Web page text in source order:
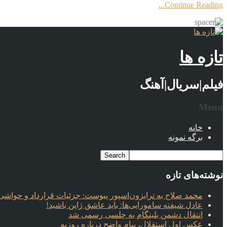
Continue Reading...
تازه ها
فیلم|سریال|آهنگ
Menu
خانه
برگه نمونه
نوشته‌های تازه
محمد صلاح به ترابزون‌اسپور پیوست: جزئیات قرارداد و حواشی
عادل شیفته سامورایی‌ها: باید عاشق ژاپن باشید!
انتقال دشمن بلینگام به چلسی رسمی شد
عکس اول استقلال، پیام واضح درباره روزبه